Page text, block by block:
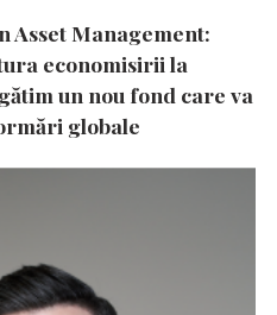
Asset Management:
economisirii la
un nou fond care va
globale